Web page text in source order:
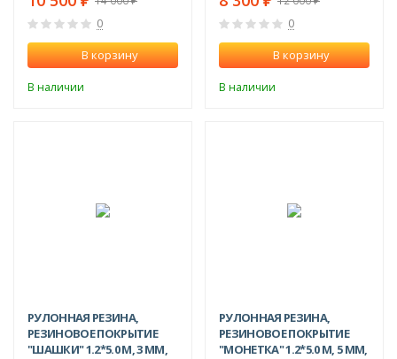
0
В корзину
В наличии
0
В корзину
В наличии
РУЛОННАЯ РЕЗИНА,
РЕЗИНОВОЕ ПОКРЫТИЕ
"ШАШКИ" 1.2*5.0 М, 3 ММ,
РУЛОННАЯ РЕЗИНА,
РЕЗИНОВОЕ ПОКРЫТИЕ
"МОНЕТКА" 1.2*5.0 М, 5 ММ,